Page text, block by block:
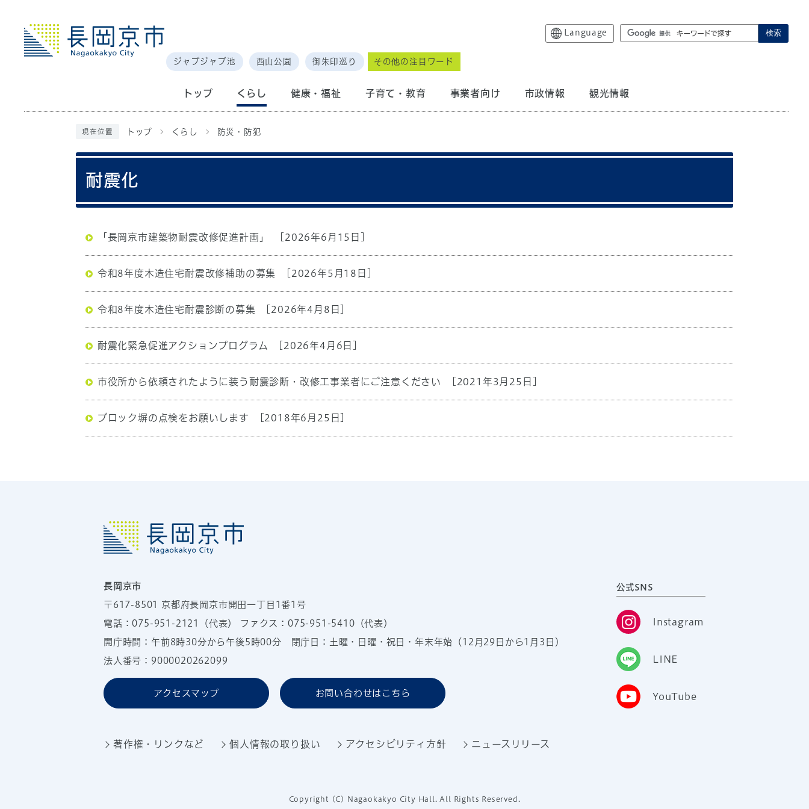
Language 検索
ジャブジャブ池 西山公園 御朱印巡り その他の注目ワード
トップ くらし 健康・福祉 子育て・教育 事業者向け 市政情報 観光情報
現在位置 トップ くらし 防災・防犯
耐震化
「長岡京市建築物耐震改修促進計画」 [2026年6月15日]
令和8年度木造住宅耐震改修補助の募集 [2026年5月18日]
令和8年度木造住宅耐震診断の募集 [2026年4月8日]
耐震化緊急促進アクションプログラム [2026年4月6日]
市役所から依頼されたように装う耐震診断・改修工事業者にご注意ください [2021年3月25日]
ブロック塀の点検をお願いします [2018年6月25日]
長岡京市
〒617-8501 京都府長岡京市開田一丁目1番1号
電話：075-951-2121 （代表） ファクス：075-951-5410（代表）
開庁時間：午前8時30分から午後5時00分 閉庁日：土曜・日曜・祝日・年末年始（12月29日から1月3日）
法人番号：9000020262099
アクセスマップ お問い合わせはこちら
公式SNS
Instagram
LINE
YouTube
著作権・リンクなど 個人情報の取り扱い アクセシビリティ方針 ニュースリリース
Copyright (C) Nagaokakyo City Hall. All Rights Reserved.